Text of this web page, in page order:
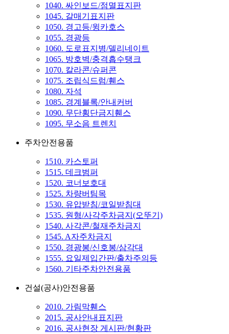
1040. 싸인보드/점멸표지판
1045. 갈매기표지판
1050. 경고등/윙카호스
1055. 경광등
1060. 도로표지병/델리네이트
1065. 방호벽/충격흡수탱크
1070. 칼라콘/슈퍼콘
1075. 조립식드럼/휀스
1080. 자석
1085. 경계블록/안내커버
1090. 무단횡단금지휀스
1095. 무소음 트렌치
주차안전용품
1510. 카스토퍼
1515. 데크범퍼
1520. 코너보호대
1525. 차량버팀목
1530. 유압받침/코일받침대
1535. 원형/사각주차금지(오뚜기)
1540. 사각콘/철재주차금지
1545. A자주차금지
1550. 경광봉/신호봉/삼각대
1555. 요일제입간판/출차주의등
1560. 기타주차안전용품
건설(공사)안전용품
2010. 가림막휀스
2015. 공사안내표지판
2016. 공사현장 게시판/현황판